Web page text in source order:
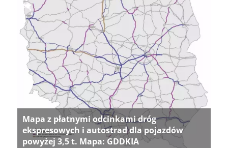
Mapa z płatnymi odcinkami dróg
ekspresowych i autostrad dla pojazdów
powyżej 3,5 t. Mapa: GDDKIA